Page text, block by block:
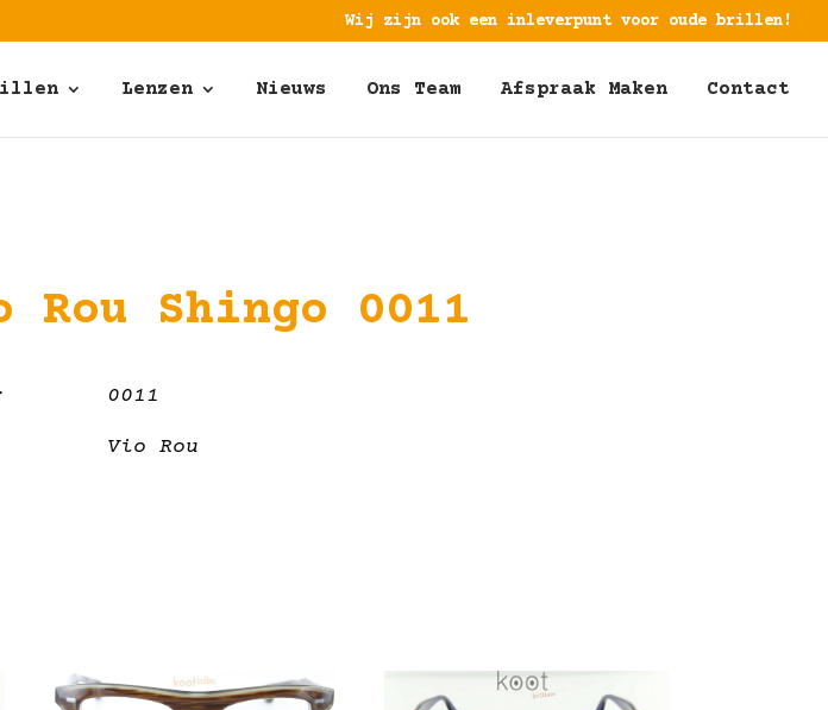
Wij zijn ook een inleverpunt voor oude brillen!
Lenzen Nieuws Ons Team Afspraak Maken Contact
Rou Shingo 0011
0011
Vio Rou